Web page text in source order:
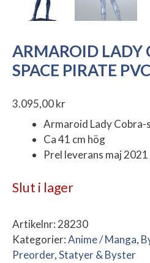
ARMAROID LADY
SPACE PIRATE
3.095,00kr
Armaroid Lady
Ca 41 cm hög
Prel leverans maj 2021
Slut i lager
Artikelnr:28230
Kategorier:Anime / Manga,
Preorder,Statyer & Byster